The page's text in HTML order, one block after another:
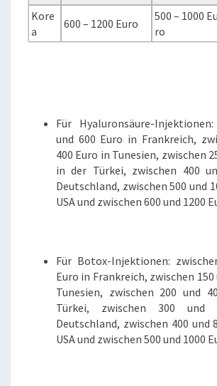
Kore
a
600 – 1200 Euro
500 – 1000 Eu
ro
Für Hyaluronsäure-
und 600 Euro in Frankreich,
400 Euro in Tunesien, zwischen
in der Türkei, zwischen 400
Deutschland, zwischen 500 und
USA und zwischen 600 und 1200
Für Botox-Injektionen:
Euro in Frankreich, zwischen 150
Tunesien, zwischen 200 und
Türkei, zwischen 300
Deutschland, zwischen 400 und
USA und zwischen 500 und 1000